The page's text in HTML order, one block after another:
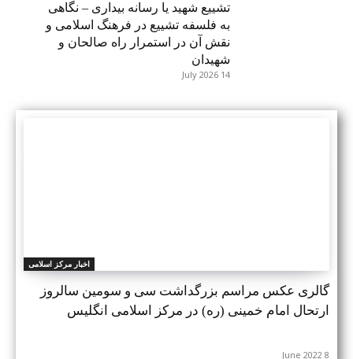
تشییع شهید یا رسانه بیداری – نگاهی
به فلسفه تشییع در فرهنگ اسلامی و
نقش آن در استمرار راه صالحان و
شهیدان
14 July 2026
اخبار مرکز اسلامی
گالری عکس مراسم بزرگداشت سی و سومین سالروز
ارتحال امام خمینی (ره) در مرکز اسلامی انگلیس
8 June 2022